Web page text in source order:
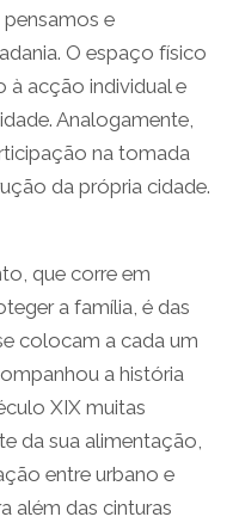
e
O espaço físico
à acção individual e
Analogamente,
na tomada
da própria cidade.
que corre em
a família, é das
colocam a cada um
a história
XIX muitas
da sua alimentação,
entre urbano e
além das cinturas